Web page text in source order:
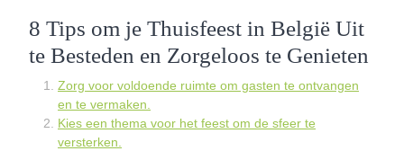
8 Tips om je Thuisfeest in België Uit
te Besteden en Zorgeloos te Genieten
Zorg voor voldoende ruimte om gasten te ontvangen
en te vermaken.
Kies een thema voor het feest om de sfeer te
versterken.